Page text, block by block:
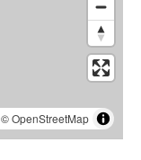
©OpenStreetMap